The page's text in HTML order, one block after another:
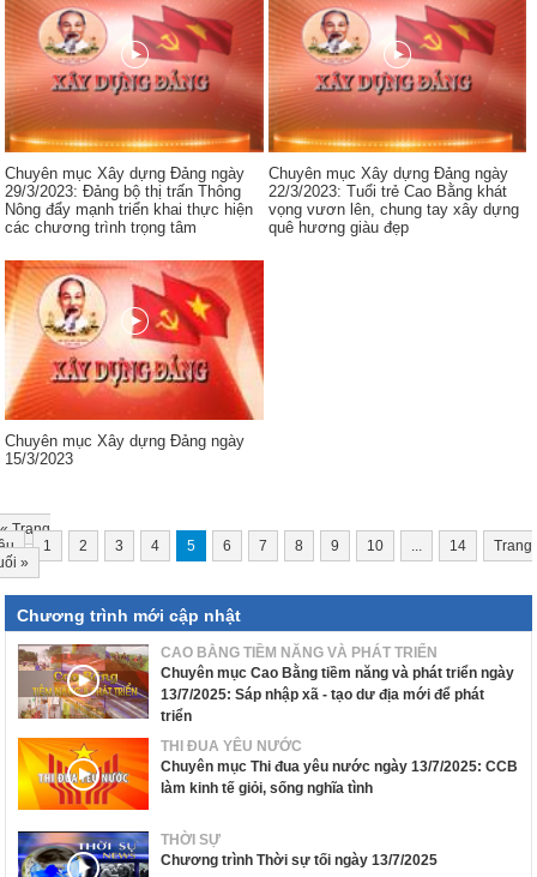
Chuyên mục Xây dựng Đảng ngày
29/3/2023: Đảng bộ thị trấn Thông
Nông đẩy mạnh triển khai thực hiện
các chương trình trọng tâm
Chuyên mục Xây dựng Đảng ngày
22/3/2023: Tuổi trẻ Cao Bằng khát
vọng vươn lên, chung tay xây dựng
quê hương giàu đẹp
Chuyên mục Xây dựng Đảng ngày
15/3/2023
«Trang
1 2 3 4 5 6 7 8 9 10 ... 14
Trang
»
Chương trình mới cập nhật
CAO BẰNG TIỀM NĂNG VÀ PHÁT TRIỂN
Chuyên mục Cao Bằng tiềm năng và phát triển ngày
13/7/2025: Sáp nhập xã - tạo dư địa mới để phát
triển
THI ĐUA YÊU NƯỚC
Chuyên mục Thi đua yêu nước ngày 13/7/2025: CCB
làm kinh tế giỏi, sống nghĩa tình
THỜI SỰ
Chương trình Thời sự tối ngày 13/7/2025